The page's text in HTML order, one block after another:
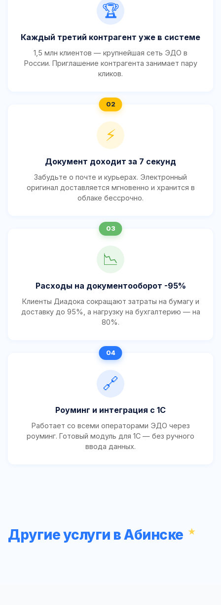
🏆
Каждый третий контрагент уже в системе
1,5 млн клиентов — крупнейшая сеть ЭДО в
России. Приглашение контрагента занимает пару
кликов.
⚡
Документ доходит за 7 секунд
Забудьте о почте и курьерах. Электронный
оригинал доставляется мгновенно и хранится в
облаке бессрочно.
📉
Расходы на документооборот -95%
Клиенты Диадока сокращают затраты на бумагу и
доставку до 95%, а нагрузку на бухгалтерию — на
80%.
🔗
Роуминг и интеграция с 1С
Работает со всеми операторами ЭДО через
роуминг. Готовый модуль для 1С — без ручного
ввода данных.
Другие услуги в Абинске